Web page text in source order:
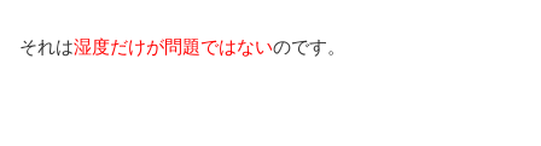
それは湿度だけが問題ではないのです。